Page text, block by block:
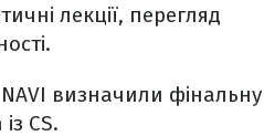
лекції, перегляд
визначили фінальну
СS.